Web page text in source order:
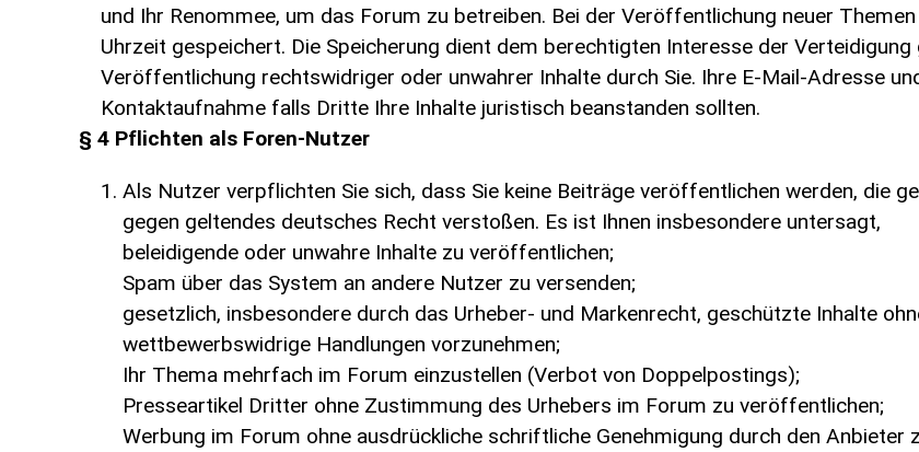
und Ihr Renommee, um das Forum zu betreiben. Bei der Veröffentlichung neuer
Uhrzeit gespeichert. Die Speicherung dient dem berechtigten Interesse der
Veröffentlichung rechtswidriger oder unwahrer Inhalte durch Sie. Ihre E-Mail-Adresse
Kontaktaufnahme falls Dritte Ihre Inhalte juristisch beanstanden sollten.
§ 4 Pflichten als Foren-Nutzer
Als Nutzer verpflichten Sie sich, dass Sie keine Beiträge veröffentlichen werden, die
gegen geltendes deutsches Recht verstoßen. Es ist Ihnen insbesondere untersagt,
beleidigende oder unwahre Inhalte zu veröffentlichen;
Spam über das System an andere Nutzer zu versenden;
gesetzlich, insbesondere durch das Urheber- und Markenrecht, geschützte Inhalte
wettbewerbswidrige Handlungen vorzunehmen;
Ihr Thema mehrfach im Forum einzustellen (Verbot von Doppelpostings);
Presseartikel Dritter ohne Zustimmung des Urhebers im Forum zu veröffentlichen;
Werbung im Forum ohne ausdrückliche schriftliche Genehmigung durch den Anbieter